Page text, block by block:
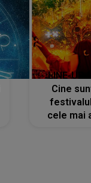
LINE-UP
Cine
cele mai